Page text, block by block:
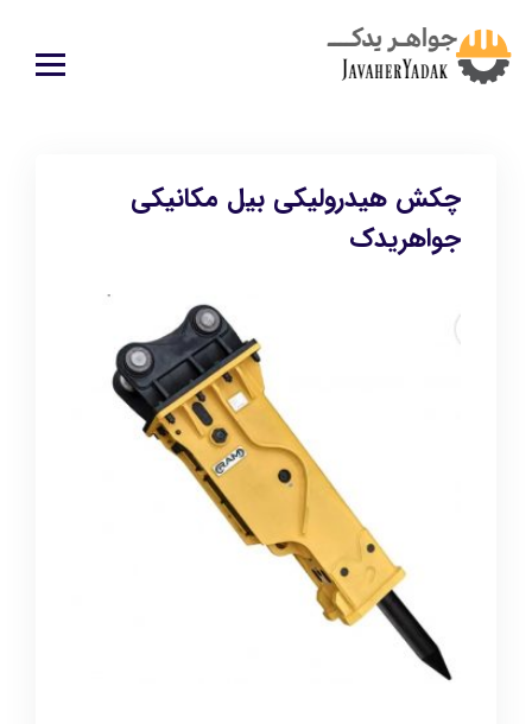
چکش هیدرولیکی بیل مکانیکی
جواهریدک